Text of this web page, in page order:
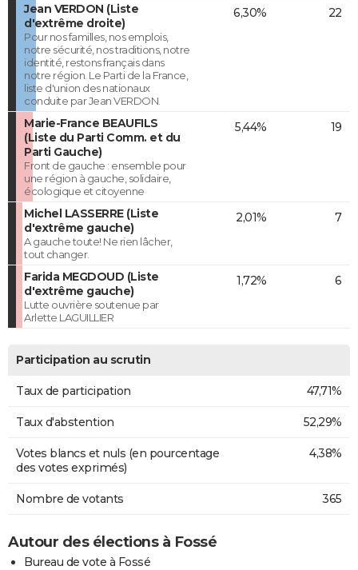
Jean VERDON (Liste
d'extrême droite)
Pour nos familles, nos emplois,
notre sécurité, nos traditions, notre
identité, restons français dans
notre région. Le Parti de la France,
liste d'union des nationaux
conduite par Jean VERDON.
6,30% 22
Marie-France BEAUFILS
(Liste du Parti Comm. et du
Parti Gauche)
Front de gauche : ensemble pour
une région à gauche, solidaire,
écologique et citoyenne
5,44% 19
Michel LASSERRE (Liste
d'extrême gauche)
A gauche toute! Ne rien lâcher,
tout changer.
2,01% 7
Farida MEGDOUD (Liste
d'extrême gauche)
Lutte ouvrière soutenue par
Arlette LAGUILLIER
1,72% 6
Participation au scrutin
Taux de participation 47,71%
Taux d'abstention 52,29%
Votes blancs et nuls (en pourcentage
des votes exprimés)
4,38%
Nombre de votants 365
Autour des élections à Fossé
Bureau de vote à Fossé